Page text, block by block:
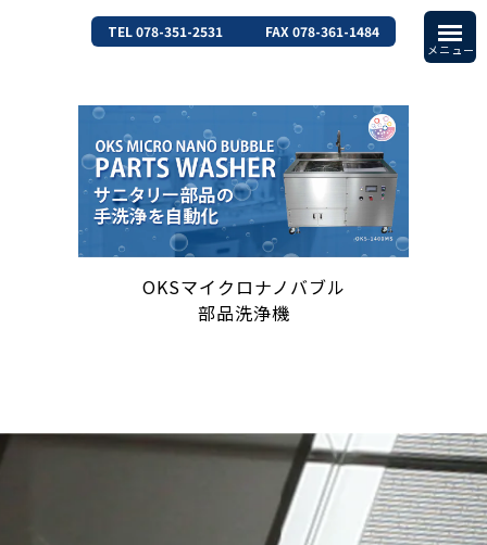
TEL 078-351-2531 FAX 078-361-1484
OKSマイクロナノバブル
部品洗浄機